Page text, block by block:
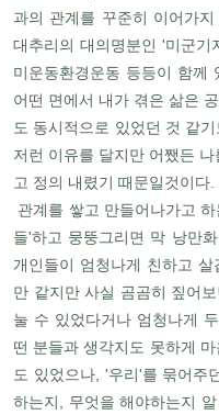
과의 관계를 꾸준히 이어가
대추리의 대의명분인 '미군
미운동환경운동 등등이 함께
어떤 면에서 내가 겪은 삶은
도 동시적으로 있었던 것 같
저런 이유를 달지만 어쨌든
고 정의 내렸기 때문일것이다.
관계를 쌓고 만들어나가고
들'하고 뭉뚱그리면 막 낭만
개인들이 엄청나게 친하고
만 같지만 사실 곰곰히 짚어
눌 수 있었다거나 엄청나게
떤 분들과 생각지도 못하게
도 있었으나, '우리'를 묶어주
하는지, 무엇을 해야하는지